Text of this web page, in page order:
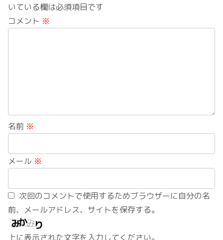
いている欄は必須項目です
コメント ※
名前 ※
メール ※
次回のコメントで使用するためブラウザーに自分の名
前、メールアドレス、サイトを保存する。
上に表示された文字を入力してください。